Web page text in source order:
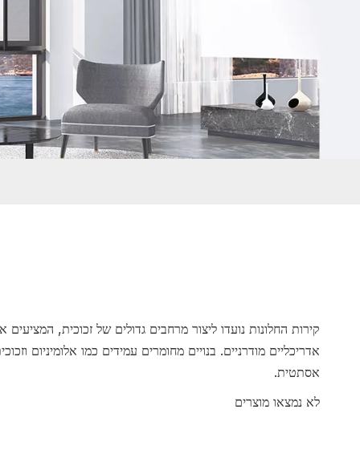
קירות החלונות נועדו ליצור מרחבים גדולים של זכוכית,
אדריכליים מודרניים. בנויים מחומרים עמידים כמו אלומיניום
אסתטית.
לא נמצאו מוצרים